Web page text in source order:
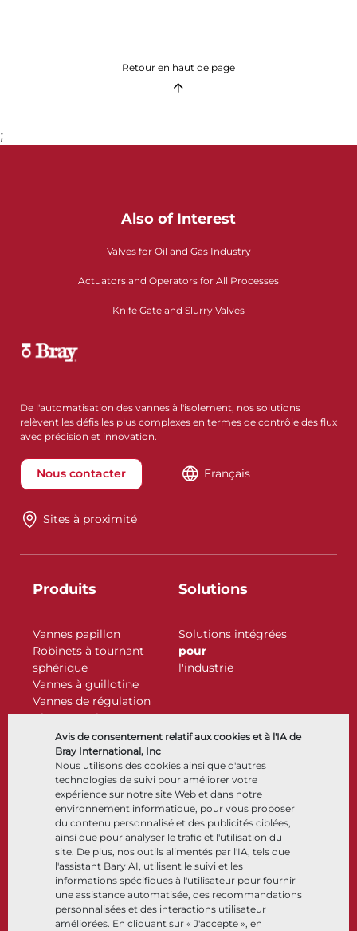
Avis de consentement relatif aux cookies et à l'IA de
Bray International, Inc
Nous utilisons des cookies ainsi que d'autres
technologies de suivi pour améliorer votre
expérience sur notre site Web et dans notre
environnement informatique, pour vous proposer
du contenu personnalisé et des publicités ciblées,
ainsi que pour analyser le trafic et l'utilisation du
site. De plus, nos outils alimentés par l'IA, tels que
l'assistant Bary AI, utilisent le suivi et les
informations spécifiques à l'utilisateur pour fournir
une assistance automatisée, des recommandations
personnalisées et des interactions utilisateur
améliorées. En cliquant sur « J'accepte », en
Retour en haut de page
;
Also of Interest
Valves for Oil and Gas Industry
Actuators and Operators for All Processes
Knife Gate and Slurry Valves
De l'automatisation des vannes à l'isolement, nos solutions
relèvent les défis les plus complexes en termes de contrôle des flux
avec précision et innovation.
Nous contacter Français
Sites à proximité
Produits
Vannes papillon
Robinets à tournant
sphérique
Vannes à guillotine
Vannes de régulation
Clapets antiretour
Actionneurs
Accessoires de contrôle
Cryogénique
Solutions
Solutions intégrées
pour
l'industrie
Entreprise
À propos
Sites
Partenariats
Développement durable
Portail clients
Ressources
Documents
Centre de connaissance
Logiciels
Sélection de matériaux